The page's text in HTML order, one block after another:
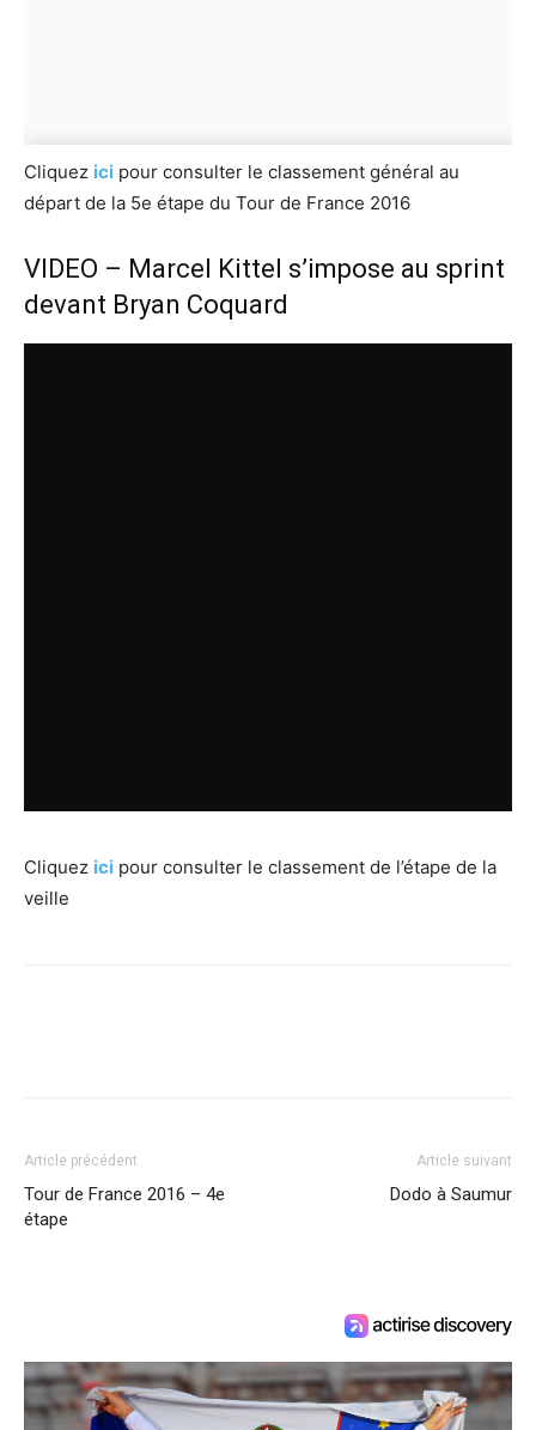
Cliquez ici pour consulter le classement général au
départ de la 5e étape du Tour de France 2016
VIDEO – Marcel Kittel s’impose au sprint
devant Bryan Coquard
Cliquez ici pour consulter le classement de l’étape de la
veille
Article précédent
Tour de France 2016 – 4e
étape
Article suivant
Dodo à Saumur